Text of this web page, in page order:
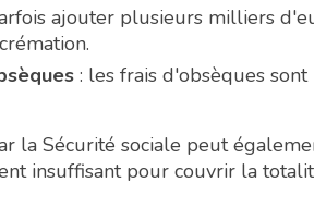
ajouter plusieurs milliers
: les frais d'obsèques
la Sécurité sociale peut
insuffisant pour couvrir la